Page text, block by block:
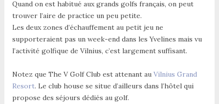
Quand on est habitué aux grands golfs français, on peut
trouver l’aire de practice un peu petite.
Les deux zones d’échauffement au petit jeu ne
supporteraient pas un week-end dans les Yvelines mais vu
l’activité golfique de Vilnius, c’est largement suffisant.
Notez que The V Golf Club est attenant au Vilnius Grand
Resort. Le club house se situe d’ailleurs dans l’hôtel qui
propose des séjours dédiés au golf.